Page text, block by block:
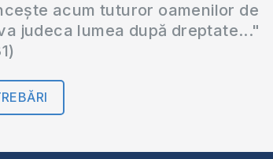
acum tuturor oamenilor de
judeca lumea după dreptate..."